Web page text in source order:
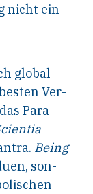
nicht ein-
global
Ver-
Para-
Being
son-